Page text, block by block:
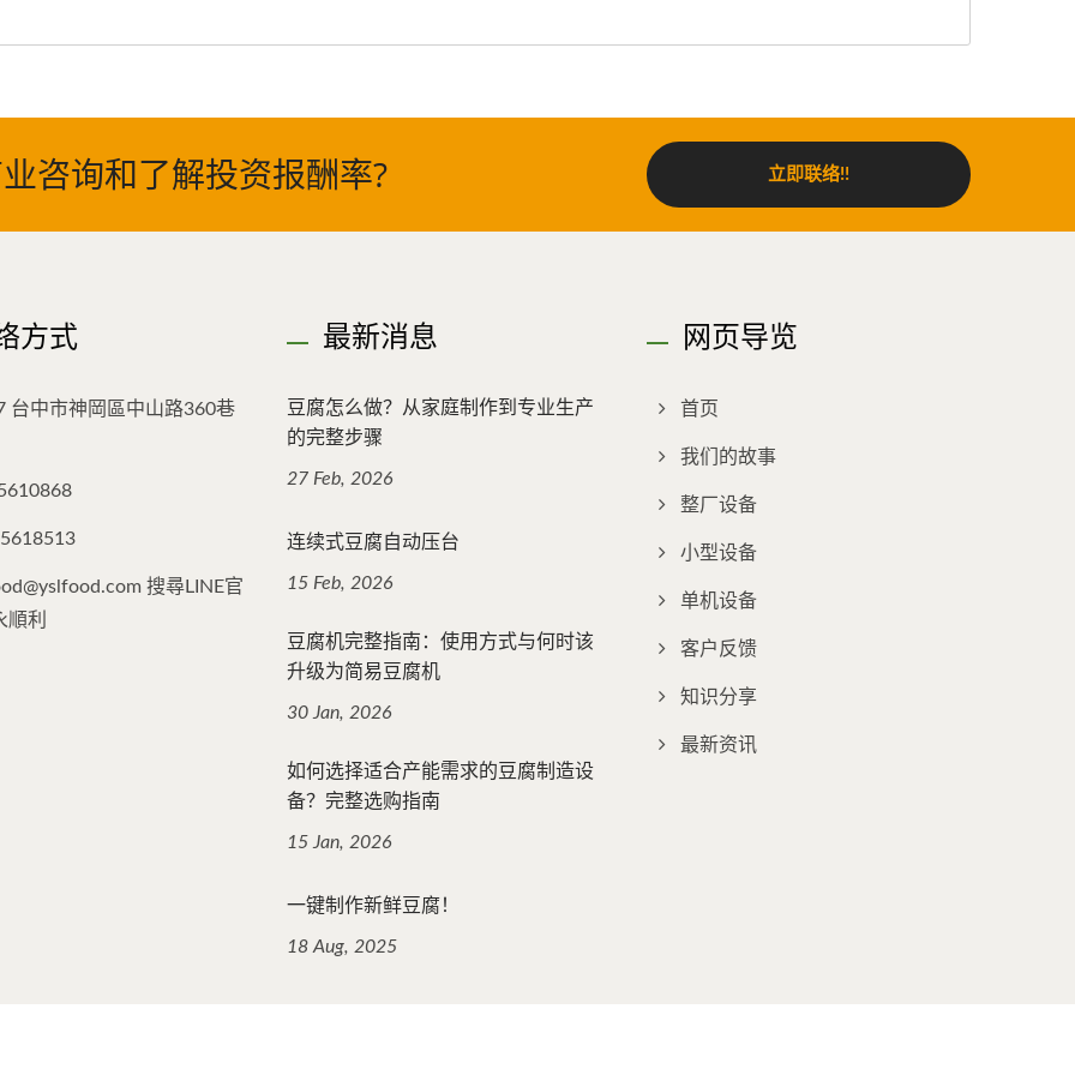
咨询和了解投资报酬率? 立即联络!!
方式
台中市神岡區中山路360巷
搜尋LINE官
順利
最新消息
豆腐怎么做？从家庭制作到专业生产
的完整步骤
27 Feb, 2026
连续式豆腐自动压台
15 Feb, 2026
豆腐机完整指南：使用方式与何时该
升级为简易豆腐机
30 Jan, 2026
如何选择适合产能需求的豆腐制造设
备？完整选购指南
15 Jan, 2026
一键制作新鲜豆腐！
18 Aug, 2025
网页导览
首页
我们的故事
整厂设备
小型设备
单机设备
客户反馈
知识分享
最新资讯